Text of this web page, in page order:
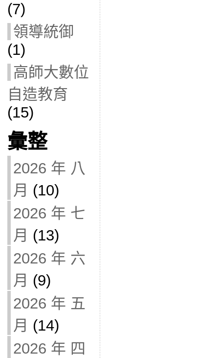
(7)
領導統御
(1)
高師大數位
自造教育
(15)
彙整
2026 年 八
月 (10)
2026 年 七
月 (13)
2026 年 六
月 (9)
2026 年 五
月 (14)
2026 年 四